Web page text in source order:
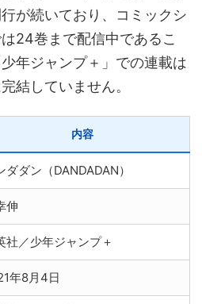
が続いており、コミックシ
24巻まで配信中であるこ
年ジャンプ＋」での連載は
結していません。
内容
ダダン（DANDADAN）
伸
社／少年ジャンプ＋
年8月4日